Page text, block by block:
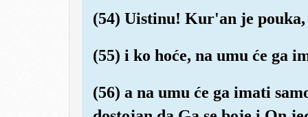
(54) Uistinu! Kur'an je pouka,
(55) i ko hoće, na umu će ga
(56) a na umu će ga imati